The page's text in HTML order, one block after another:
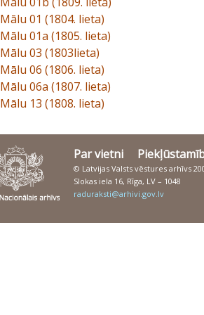
Mālu 01 (1804. lieta)
Mālu 01a (1805. lieta)
Mālu 03 (1803lieta)
Mālu 06 (1806. lieta)
Mālu 06a (1807. lieta)
Mālu 13 (1808. lieta)
Par vietni
© Latvijas Valsts vēstures arhīvs
Slokas iela 16, Rīga, LV – 1048
raduraksti@arhivi.gov.lv